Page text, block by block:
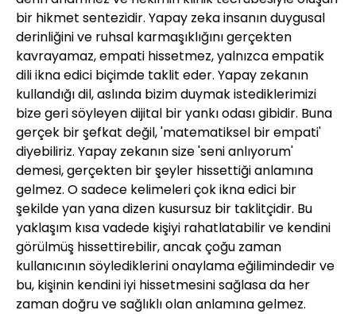
bir hikmet sentezidir. Yapay zeka insanın duygusal
derinliğini ve ruhsal karmaşıklığını gerçekten
kavrayamaz, empati hissetmez, yalnızca empatik
dili ikna edici biçimde taklit eder. Yapay zekanın
kullandığı dil, aslında bizim duymak istediklerimizi
bize geri söyleyen dijital bir yankı odası gibidir. Buna
gerçek bir şefkat değil, 'matematiksel bir empati'
diyebiliriz. Yapay zekanın size 'seni anlıyorum'
demesi, gerçekten bir şeyler hissettiği anlamına
gelmez. O sadece kelimeleri çok ikna edici bir
şekilde yan yana dizen kusursuz bir taklitçidir. Bu
yaklaşım kısa vadede kişiyi rahatlatabilir ve kendini
görülmüş hissettirebilir, ancak çoğu zaman
kullanıcının söylediklerini onaylama eğilimindedir ve
bu, kişinin kendini iyi hissetmesini sağlasa da her
zaman doğru ve sağlıklı olan anlamına gelmez.